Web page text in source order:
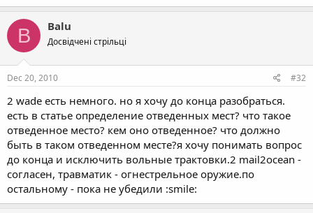
B Balu
Досвідчені стрільці
Dec 20, 2010 #32
2 wade есть немного. но я хочу до конца разобраться.
есть в статье определение отведенных мест? что такое
отведенное место? кем оно отведенное? что должно
быть в таком отведенном месте?я хочу понимать вопрос
до конца и исключить вольные трактовки.2 mail2ocean -
согласен, травматик - огнестрельное оружие.по
остальному - пока не убедили :smile: